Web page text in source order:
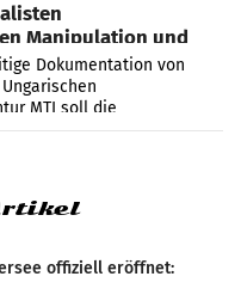
Manipulation und
Dokumentation von
MTI soll die
Manipulation und
offiziell eröffnet: